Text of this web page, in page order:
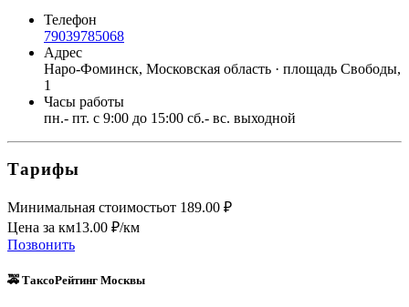
Телефон
79039785068
Адрес
Наро-Фоминск, Московская область · площадь Свободы,
1
Часы работы
пн.- пт. с 9:00 до 15:00 сб.- вс. выходной
Тарифы
Минимальная стоимостьот 189.00 ₽
Цена за км13.00 ₽/км
Позвонить
🚕 ТаксоРейтинг Москвы